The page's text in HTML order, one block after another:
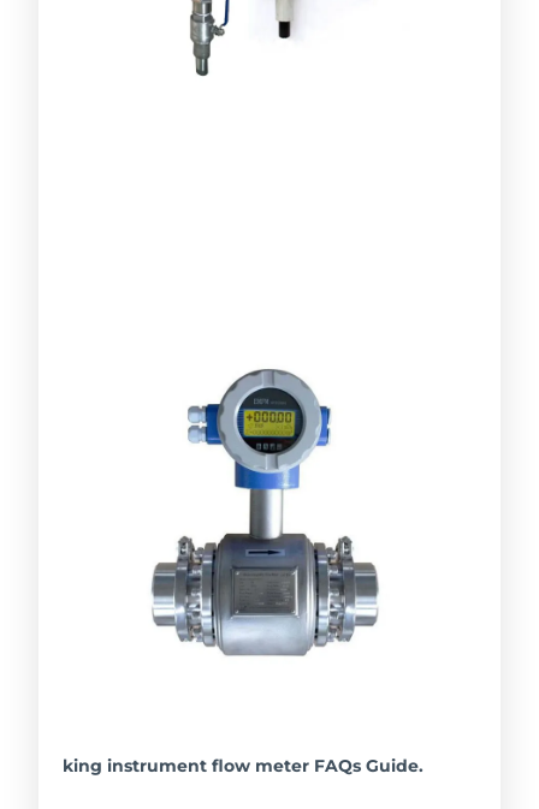
king instrument flow meter FAQs Guide.